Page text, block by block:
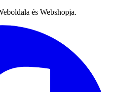
és Webshopja.